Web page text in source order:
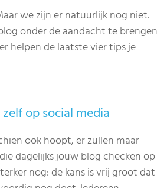
we zijn er natuurlijk nog niet.
onder de aandacht te brengen
helpen de laatste vier tips je
op social media
ook hoopt, er zullen maar
dagelijks jouw blog checken op
nog: de kans is vrij groot dat